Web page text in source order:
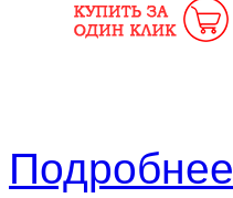
Подробнее